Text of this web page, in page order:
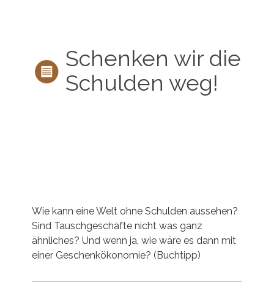
Schenken wir die
Schulden weg!
Wie kann eine Welt ohne Schulden aussehen?
Sind Tauschgeschäfte nicht was ganz
ähnliches? Und wenn ja, wie wäre es dann mit
einer Geschenkökonomie? (Buchtipp)